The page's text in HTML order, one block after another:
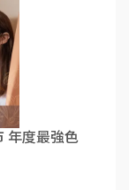
年度最強色